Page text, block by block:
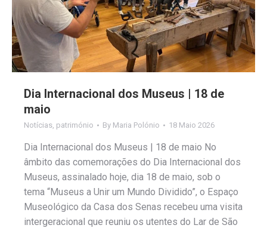
Dia Internacional dos Museus | 18 de
maio
Notícias património By Maria Polónio 18 Maio 2026
Dia Internacional dos Museus | 18 de maio No
âmbito das comemorações do Dia Internacional dos
Museus, assinalado hoje, dia 18 de maio, sob o
tema “Museus a Unir um Mundo Dividido”, o Espaço
Museológico da Casa dos Senas recebeu uma visita
intergeracional que reuniu os utentes do Lar de São